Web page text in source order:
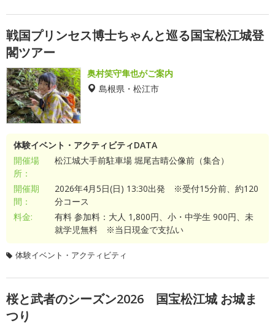
戦国プリンセス博士ちゃんと巡る国宝松江城登
閣ツアー
奥村笑守隼也がご案内
島根県・松江市
体験イベント・アクティビティDATA
開催場
所：
松江城大手前駐車場 堀尾吉晴公像前（集合）
開催期
間：
2026年4月5日(日) 13:30出発 ※受付15分前、約120
分コース
料金:
有料 参加料：大人 1,800円、小・中学生 900円、未
就学児無料 ※当日現金で支払い
体験イベント・アクティビティ
桜と武者のシーズン2026 国宝松江城 お城ま
つり